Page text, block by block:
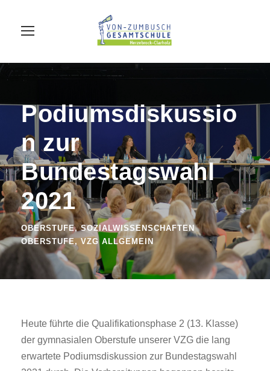
Podiumsdiskussio
n zur
Bundestagswahl
2021
OBERSTUFE, SOZIALWISSENSCHAFTEN
OBERSTUFE , VZG ALLGEMEIN
Heute führte die Qualifikationsphase 2 (13. Klasse)
der gymnasialen Oberstufe unserer VZG die lang
erwartete Podiumsdiskussion zur Bundestagswahl